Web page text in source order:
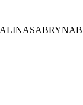
SABRYNA